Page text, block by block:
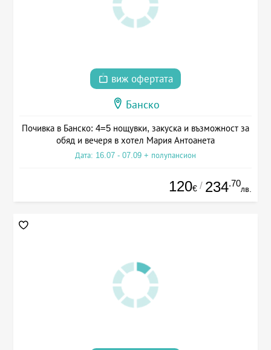
виж офертата
Банско
Почивка в Банско: 4=5 нощувки, закуска и възможност за
обяд и вечеря в хотел Мария Антоанета
Дата: 16.07 - 07.09 + полупансион
120€ / 234.70
лв.